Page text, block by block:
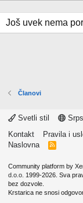
Još uvek nema
Članovi
Svetli stil
Kontakt
Pravila i
Naslovna
R
Community platform by
d.o.o. 1999-2026. Sva
bez dozvole.
Krstarica ne snosi